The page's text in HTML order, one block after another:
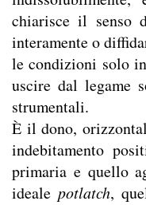
chiarisce il senso
interamente o
le condizioni solo
uscire dal legame
strumentali.
È il dono,
indebitamento
primaria e quello
ideale potlatch,